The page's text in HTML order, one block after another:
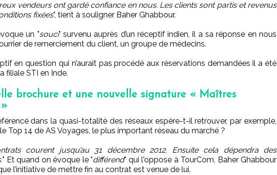
vendeurs ont gardé confiance en nous. Les clients sont partis et revenus
fixées", tient à souligner Baher Ghabbour.
un "souci" survenu auprès d’un réceptif indien, il a sa réponse en nous
de remerciement du client, un groupe de médecins.
en question qui n’aurait pas procédé aux réservations demandées il a été
filiale STI en Inde.
brochure et une nouvelle signature « Maîtres
dans la quasi-totalité des réseaux espère-t-il retrouver, par exemple,
Top 14 de AS Voyages, le plus important réseau du marché ?
courent jusqu’au 31 décembre 2012. Ensuite cela dépendra des
" Et quand on évoque le "différend" qui l'oppose à TourCom, Baher Ghabbour
l’initiative de mettre fin au contrat est venue de lui.